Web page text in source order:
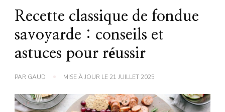
Recette classique de fondue
savoyarde : conseils et
astuces pour réussir
PAR GAUD MISE À JOUR LE 21 JUILLET 2025